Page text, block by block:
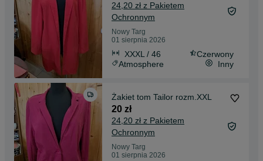
24,20 zł z Pakietem
Ochronnym
Nowy Targ
01 sierpnia 2026
XXXL / 46
Czerwony
Atmosphere
Inny
Żakiet tom Tailor rozm.XXL
20 zł
24,20 zł z Pakietem
Ochronnym
Nowy Targ
01 sierpnia 2026